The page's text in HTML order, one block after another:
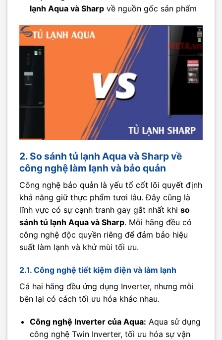
lạnh Aqua và Sharpvề nguồn gốc sản phẩm
2. So sánh tủ lạnh Aqua và Sharp về
công nghệ làm lạnh và bảo quản
Công nghệ bảo quản là yếu tố cốt lõi quyết định
khả năng giữ thực phẩm tươi lâu. Đây cũng là
lĩnh vực có sự cạnh tranh gay gắt nhất khi so
sánh tủ lạnh Aqua và Sharp. Mỗi hãng đều có
công nghệ độc quyền riêng để đảm bảo hiệu
suất làm lạnh và khử mùi tối ưu.
2.1. Công nghệ tiết kiệm điện và làm lạnh
Cả hai hãng đều ứng dụng Inverter, nhưng mỗi
bên lại có cách tối ưu hóa khác nhau.
Công nghệ Inverter của Aqua: Aqua sử dụng
công nghệ Twin Inverter, tối ưu hóa sự vận